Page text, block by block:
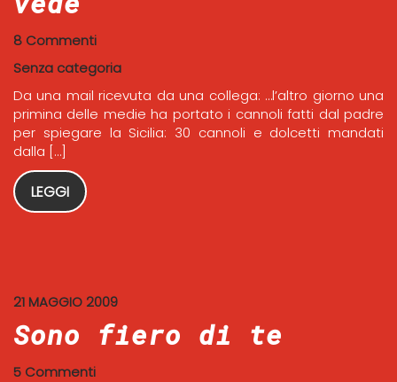
8 Commenti
Senza categoria
Da una mail ricevuta da una collega: …l’altro giorno una
primina delle medie ha portato i cannoli fatti dal padre
per spiegare la Sicilia: 30 cannoli e dolcetti mandati
dalla […]
LEGGI
21 MAGGIO 2009
Sono fiero di te
5 Commenti